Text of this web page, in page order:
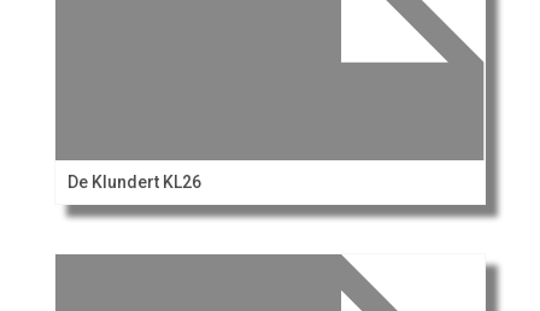
De Klundert KL26